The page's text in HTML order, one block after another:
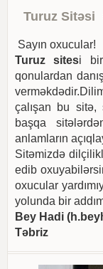
Turuz Sitəsi
Sayın oxucular!
Turuz sitesi bir
qonulardan
çalışan bu sitə,
başqa
anlamların
Sitəmizdə
edib
oxucular
yolunda bir
Bey Hadi (
Təbriz